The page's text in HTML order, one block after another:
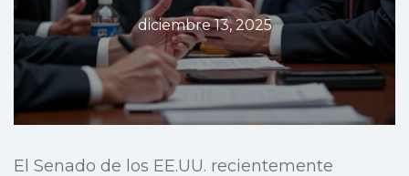
diciembre 13, 2025
El Senado de los EE.UU. recientemente